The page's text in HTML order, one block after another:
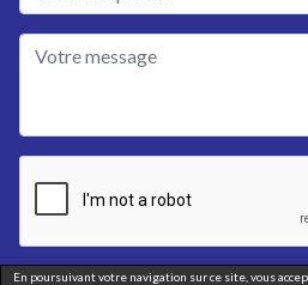
En poursuivant votre navigation sur ce site, vous